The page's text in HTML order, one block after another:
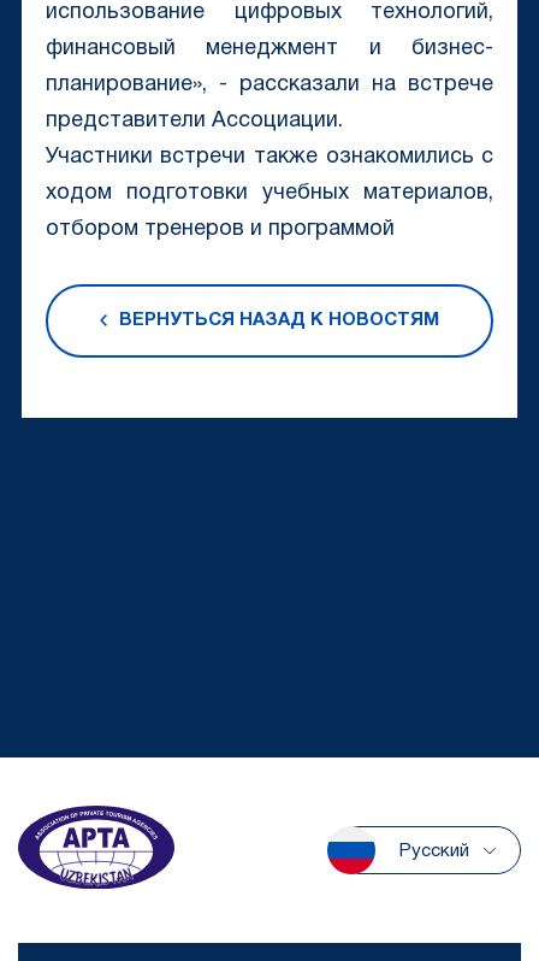
использование цифровых технологий,
финансовый менеджмент и бизнес-
планирование», - рассказали на встрече
представители Ассоциации.
Участники встречи также ознакомились с
ходом подготовки учебных материалов,
отбором тренеров и программой
ВЕРНУТЬСЯ НАЗАД К НОВОСТЯМ
Русский